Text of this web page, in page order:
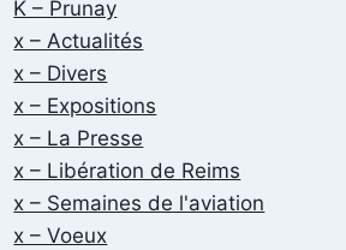
K – Prunay
x – Actualités
x – Divers
x – Expositions
x – La Presse
x – Libération de Reims
x – Semaines de l'aviation
x – Voeux